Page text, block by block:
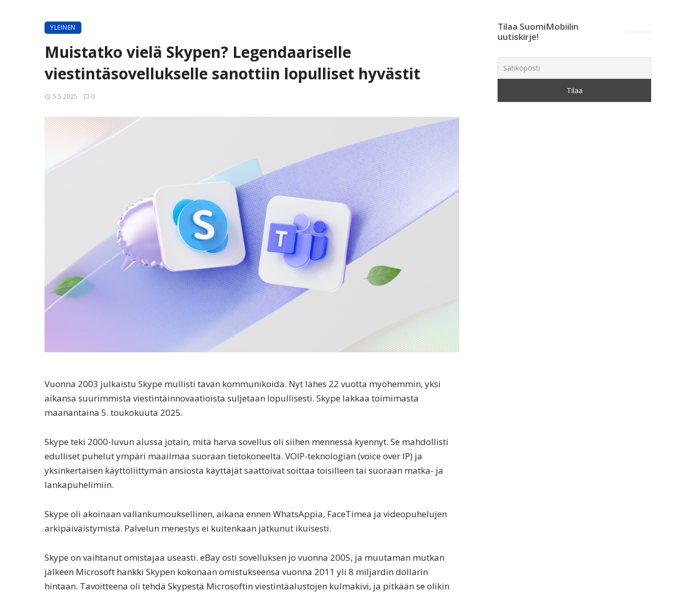
YLEINEN
Muistatko vielä Skypen? Legendaariselle
viestintäsovellukselle sanottiin lopulliset hyvästit
5.5.2025 0
Vuonna 2003 julkaistu Skype mullisti tavan kommunikoida. Nyt lähes 22 vuotta myöhemmin, yksi
aikansa suurimmista viestintäinnovaatioista suljetaan lopullisesti. Skype lakkaa toimimasta
maanantaina 5. toukokuuta 2025.
Skype teki 2000-luvun alussa jotain, mitä harva sovellus oli siihen mennessä kyennyt. Se mahdollisti
edulliset puhelut ympäri maailmaa suoraan tietokoneelta. VOIP-teknologian (voice over IP) ja
yksinkertaisen käyttöliittymän ansiosta käyttäjät saattoivat soittaa toisilleen tai suoraan matka- ja
lankapuhelimiin.
Skype oli akoinaan vallankumouksellinen, aikana ennen WhatsAppia, FaceTimea ja videopuhelujen
arkipäiväistymistä. Palvelun menestys ei kuitenkaan jatkunut ikuisesti.
Skype on vaihtanut omistajaa useasti. eBay osti sovelluksen jo vuonna 2005, ja muutaman mutkan
jälkeen Microsoft hankki Skypen kokonaan omistukseensa vuonna 2011 yli 8 miljardin dollarin
hintaan. Tavoitteena oli tehdä Skypestä Microsoftin viestintäalustojen kulmakivi, ja pitkään se olikin
Tilaa SuomiMobiilin
uutiskirje!